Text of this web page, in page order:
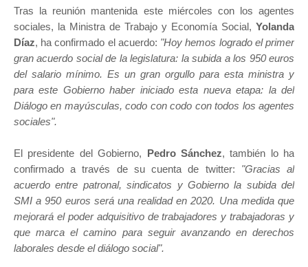
Tras la reunión mantenida este miércoles con los agentes
sociales, la Ministra de Trabajo y Economía Social, Yolanda
Díaz, ha confirmado el acuerdo: "Hoy hemos logrado el primer
gran acuerdo social de la legislatura: la subida a los 950 euros
del salario mínimo. Es un gran orgullo para esta ministra y
para este Gobierno haber iniciado esta nueva etapa: la del
Diálogo en mayúsculas, codo con codo con todos los agentes
sociales".
El presidente del Gobierno, Pedro Sánchez, también lo ha
confirmado a través de su cuenta de twitter: "Gracias al
acuerdo entre patronal, sindicatos y Gobierno la subida del
SMI a 950 euros será una realidad en 2020. Una medida que
mejorará el poder adquisitivo de trabajadores y trabajadoras y
que marca el camino para seguir avanzando en derechos
laborales desde el diálogo social".